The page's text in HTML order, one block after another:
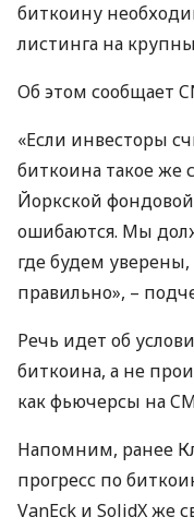
биткоину
листинга на
Об этом сообщает
«Если инвесторы
биткоина такое же
Йоркской
ошибаются. Мы
где будем уверены,
правильно», –
Речь идет об
биткоина, а не
как фьючерсы на
Напомним, ранее
прогресс по
VanEck и SolidX же